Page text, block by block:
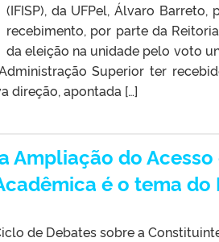
(IFISP), da UFPel, Álvaro
recebimento, por parte da
da eleição na unidade pelo voto
Superior ter
direção, apontada […]
Ampliação do
é o tema
de Debates sobre a